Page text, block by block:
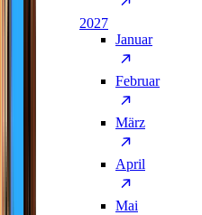
2027
Januar
Februar
März
April
Mai